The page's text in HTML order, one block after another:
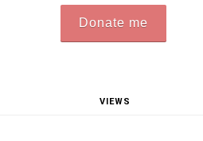
Donate me
VIEWS